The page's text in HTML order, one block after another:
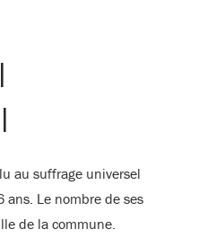
au suffrage universel
Le nombre de ses
de la commune.